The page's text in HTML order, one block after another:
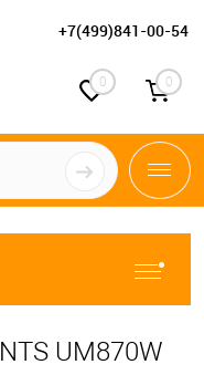
+7(499)841-00-54
0 0
UM870W